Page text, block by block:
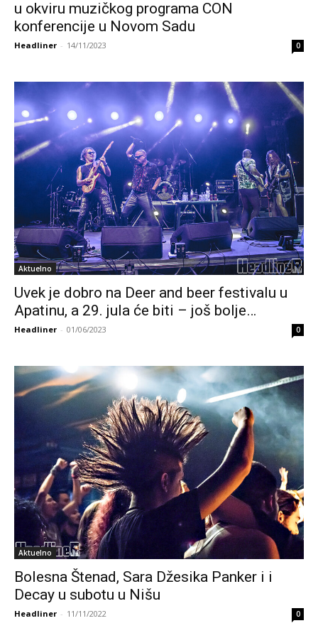
u okviru muzičkog programa CON
konferencije u Novom Sadu
Headliner - 14/11/2023 0
Aktuelno
Uvek je dobro na Deer and beer festivalu u
Apatinu, a 29. jula će biti – još bolje…
Headliner - 01/06/2023 0
Aktuelno
Bolesna Štenad, Sara Džesika Panker i i
Decay u subotu u Nišu
Headliner - 11/11/2022 0